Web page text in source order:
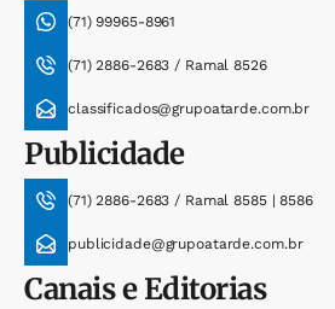
(71) 99965-8961
(71) 2886-2683 / Ramal 8526
classificados@grupoatarde.com.br
Publicidade
(71) 2886-2683 / Ramal 8585 | 8586
publicidade@grupoatarde.com.br
Canais e Editorias